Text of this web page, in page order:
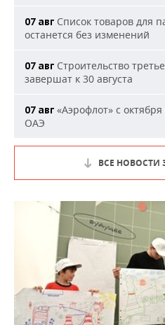
07 авг Список товаров для
останется без изменений
07 авг Строительство
завершат к 30 августа
07 авг «Аэрофлот» с
ОАЭ
ВСЕ НОВОСТИ